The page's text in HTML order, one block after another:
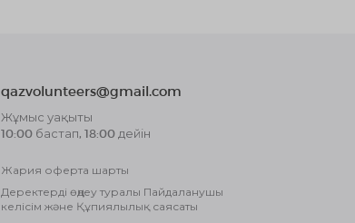
qazvolunteers@gmail.com
Жұмыс уақыты
10:00 бастап, 18:00 дейін
Жария оферта шарты
Деректерді өңдеу туралы Пайдаланушы
келісім және Құпиялылық саясаты